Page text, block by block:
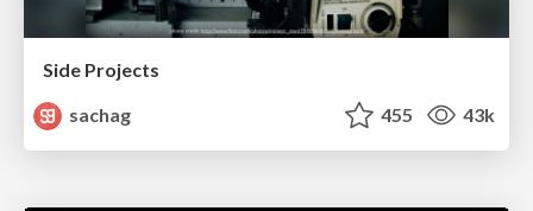
Side Projects
sachag
455 43k